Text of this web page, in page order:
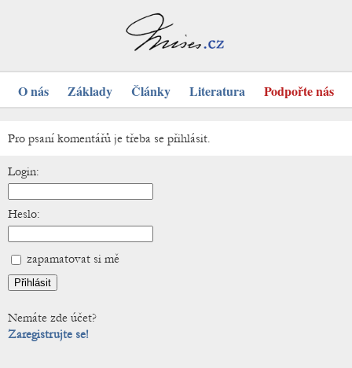
O nás Základy Články Literatura Podpořte nás
Pro psaní komentářů je třeba se přihlásit.
Login:
Heslo:
zapamatovat si mě
Nemáte zde účet?
Zaregistrujte se!